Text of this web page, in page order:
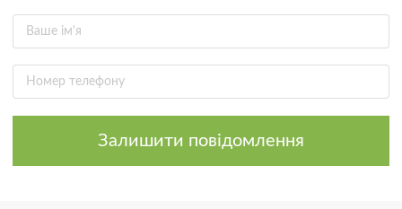
Залишити повідомлення